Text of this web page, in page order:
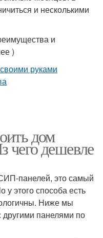
и несколькими
и
)
дом
чего дешевле
панелей, это самый
этого способа есть
Ниже мы
панелями по